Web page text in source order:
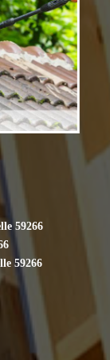
59266
59266